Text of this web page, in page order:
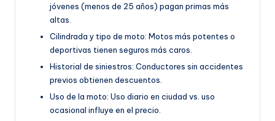
jóvenes (menos de 25 años) pagan primas más
altas.
Cilindrada y tipo de moto: Motos más potentes o
deportivas tienen seguros más caros.
Historial de siniestros: Conductores sin accidentes
previos obtienen descuentos.
Uso de la moto: Uso diario en ciudad vs. uso
ocasional influye en el precio.